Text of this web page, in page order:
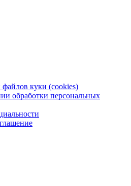
куки (cookies)
обработки персональных